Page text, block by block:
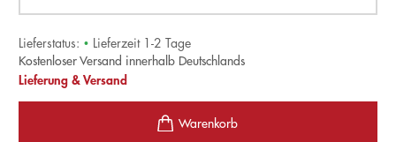
Lieferstatus: • Lieferzeit 1-2 Tage
Kostenloser Versand innerhalb Deutschlands
Lieferung & Versand